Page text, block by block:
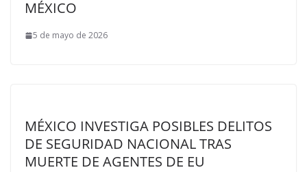
MÉXICO
5 de mayo de 2026
MÉXICO INVESTIGA POSIBLES DELITOS
DE SEGURIDAD NACIONAL TRAS
MUERTE DE AGENTES DE EU